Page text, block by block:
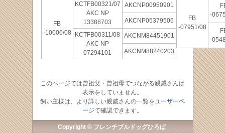
FB
-10006/08
KCTFB00321/07
AKC NP
13388703
AKCNP00950901
AKCNP05379506
KCTFB00311/08
AKC NP
07294101
AKCNM84451901
AKCNM88240203
FB
-07951/08
-
-
このページでは曾祖父・曾祖母でつながる親戚さんは
表示をしていません。
飼い主様は、より詳しい親戚さんの一覧をユーザーペ
ージで確認できます。
Copyright © フレンチブルドッグひろば